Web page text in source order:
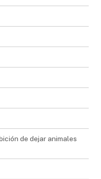
de dejar animales